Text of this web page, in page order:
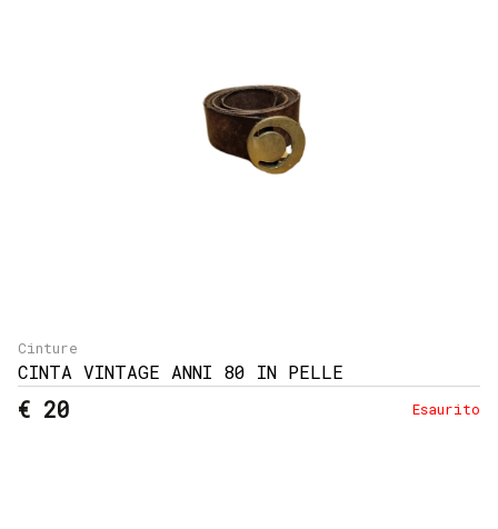
Cinture
CINTA VINTAGE ANNI 80 IN PELLE
€ 20 Esaurito